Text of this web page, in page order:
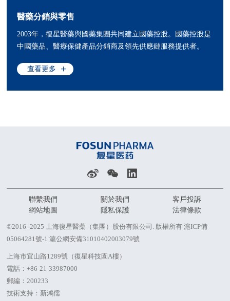
醫藥分銷與零售
2003年，復星醫藥與國藥集團共同建立國藥控股。國藥控股是
中國藥品、醫療保健產品分銷商及領先供應鏈服務提供者。
查看更多
聯繫我們 關於我們
客戶投訴
網站地圖
隱私保護 法律條款
©2016 -2025 上海復星醫藥（集團）股份有限公司. 版權所有滬ICP備
05064281號-1 滬公網安備31010402003079號
上海市宜山路1289號（復星科技園A樓）
電話：+86-21-33987000
郵編：200233
技術支持：新鴻儒